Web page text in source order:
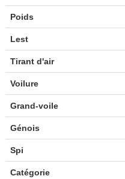
Poids
Lest
Tirant d'air
Voilure
Grand-voile
Génois
Spi
Catégorie